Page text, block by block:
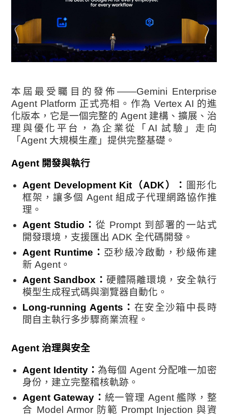
本屆最受矚目的發佈——Gemini Enterprise
Agent Platform 正式亮相。作為 Vertex AI 的進
化版本，它是一個完整的 Agent 建構、擴展、治
理與優化平台，為企業從「AI 試驗」走向
「Agent 大規模生產」提供完整基礎。
Agent 開發與執行
Agent Development Kit（ADK）： 圖形化
框架，讓多個 Agent 組成子代理網路協作推
理。
Agent Studio： 從 Prompt 到部署的一站式
開發環境，支援匯出 ADK 全代碼開發。
Agent Runtime： 亞秒級冷啟動，秒級佈建
新 Agent。
Agent Sandbox： 硬體隔離環境，安全執行
模型生成程式碼與瀏覽器自動化。
Long-running Agents： 在安全沙箱中長時
間自主執行多步驟商業流程。
Agent 治理與安全
Agent Identity： 為每個 Agent 分配唯一加密
身份，建立完整稽核軌跡。
Agent Gateway： 統一管理 Agent 艦隊，整
合 Model Armor 防範 Prompt Injection 與資